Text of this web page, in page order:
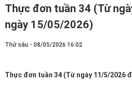
Thực đơn tuần 34 (Từ
ngày 15/05/2026)
Thứ sáu - 08/05/2026 16:02
Thực đơn tuần 34 (Từ ngày 11/5/2026